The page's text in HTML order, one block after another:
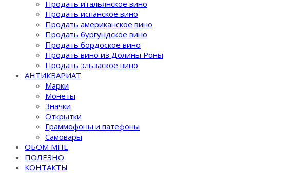
Продать итальянское вино
Продать испанское вино
Продать американское вино
Продать бургундское вино
Продать бордоское вино
Продать вино из Долины Роны
Продать эльзаское вино
АНТИКВАРИАТ
Марки
Монеты
Значки
Открытки
Граммофоны и патефоны
Самовары
ОБОМ МНЕ
ПОЛЕЗНО
КОНТАКТЫ